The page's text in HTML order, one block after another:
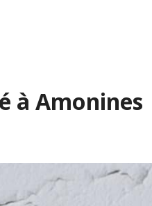
à Amonines